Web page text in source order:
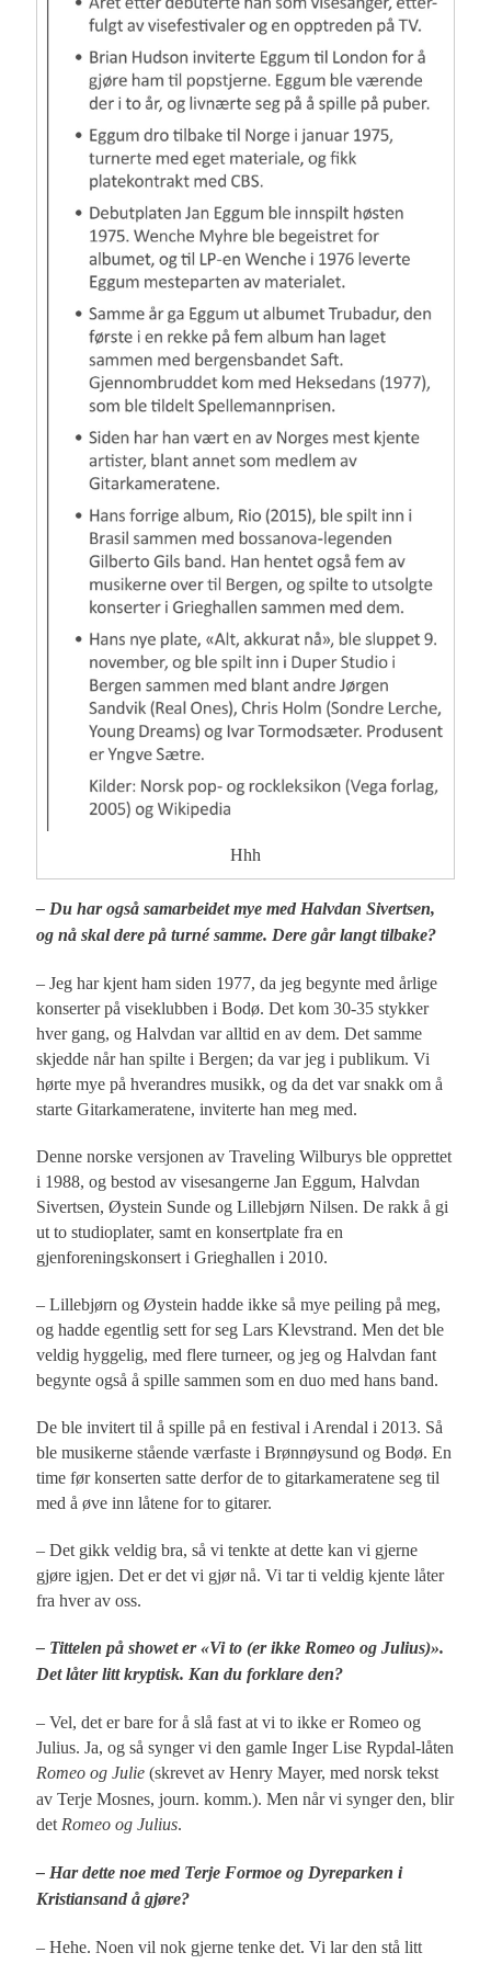
Hhh
– Du har også samarbeidet mye med Halvdan Sivertsen,
og nå skal dere på turné samme. Dere går langt tilbake?
– Jeg har kjent ham siden 1977, da jeg begynte med årlige
konserter på viseklubben i Bodø. Det kom 30-35 stykker
hver gang, og Halvdan var alltid en av dem. Det samme
skjedde når han spilte i Bergen; da var jeg i publikum. Vi
hørte mye på hverandres musikk, og da det var snakk om å
starte Gitarkameratene, inviterte han meg med.
Denne norske versjonen av Traveling Wilburys ble opprettet
i 1988, og bestod av visesangerne Jan Eggum, Halvdan
Sivertsen, Øystein Sunde og Lillebjørn Nilsen. De rakk å gi
ut to studioplater, samt en konsertplate fra en
gjenforeningskonsert i Grieghallen i 2010.
– Lillebjørn og Øystein hadde ikke så mye peiling på meg,
og hadde egentlig sett for seg Lars Klevstrand. Men det ble
veldig hyggelig, med flere turneer, og jeg og Halvdan fant
begynte også å spille sammen som en duo med hans band.
De ble invitert til å spille på en festival i Arendal i 2013. Så
ble musikerne stående værfaste i Brønnøysund og Bodø. En
time før konserten satte derfor de to gitarkameratene seg til
med å øve inn låtene for to gitarer.
– Det gikk veldig bra, så vi tenkte at dette kan vi gjerne
gjøre igjen. Det er det vi gjør nå. Vi tar ti veldig kjente låter
fra hver av oss.
– Tittelen på showet er «Vi to (er ikke Romeo og Julius)».
Det låter litt kryptisk. Kan du forklare den?
– Vel, det er bare for å slå fast at vi to ikke er Romeo og
Julius. Ja, og så synger vi den gamle Inger Lise Rypdal-låten
Romeo og Julie (skrevet av Henry Mayer, med norsk tekst
av Terje Mosnes, journ. komm.). Men når vi synger den, blir
det Romeo og Julius.
– Har dette noe med Terje Formoe og Dyreparken i
Kristiansand å gjøre?
– Hehe. Noen vil nok gjerne tenke det. Vi lar den stå litt